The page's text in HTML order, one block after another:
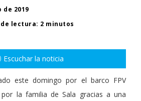
2019
lectura: 2 minutos
Escuchar la noticia
este domingo por el barco FPV
la familia de Sala gracias a una